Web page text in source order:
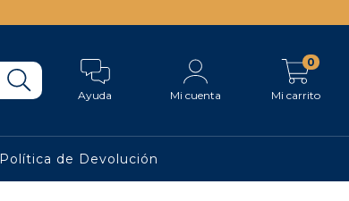
Ayuda Mi cuenta Mi carrito
0
Política de Devolución